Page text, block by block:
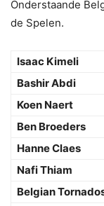
Onderstaande
de Spelen.
Isaac Kimeli
Bashir Abdi
Koen Naert
Ben Broeders
Hanne Claes
Nafi Thiam
Belgian